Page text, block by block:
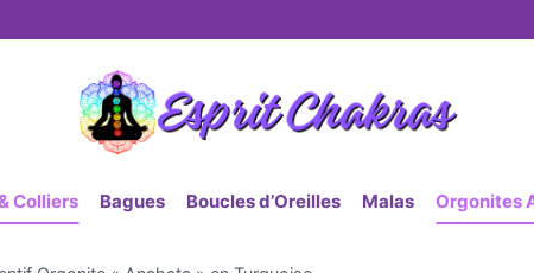
Colliers Bagues Boucles d’Oreilles Malas Orgonites